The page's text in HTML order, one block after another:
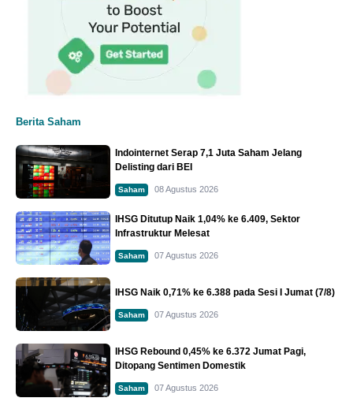
Berita Saham
Indointernet Serap 7,1 Juta Saham Jelang
Delisting dari BEI
Saham 08 Agustus 2026
IHSG Ditutup Naik 1,04% ke 6.409, Sektor
Infrastruktur Melesat
Saham 07 Agustus 2026
IHSG Naik 0,71% ke 6.388 pada Sesi I Jumat (7/8)
Saham 07 Agustus 2026
IHSG Rebound 0,45% ke 6.372 Jumat Pagi,
Ditopang Sentimen Domestik
Saham 07 Agustus 2026